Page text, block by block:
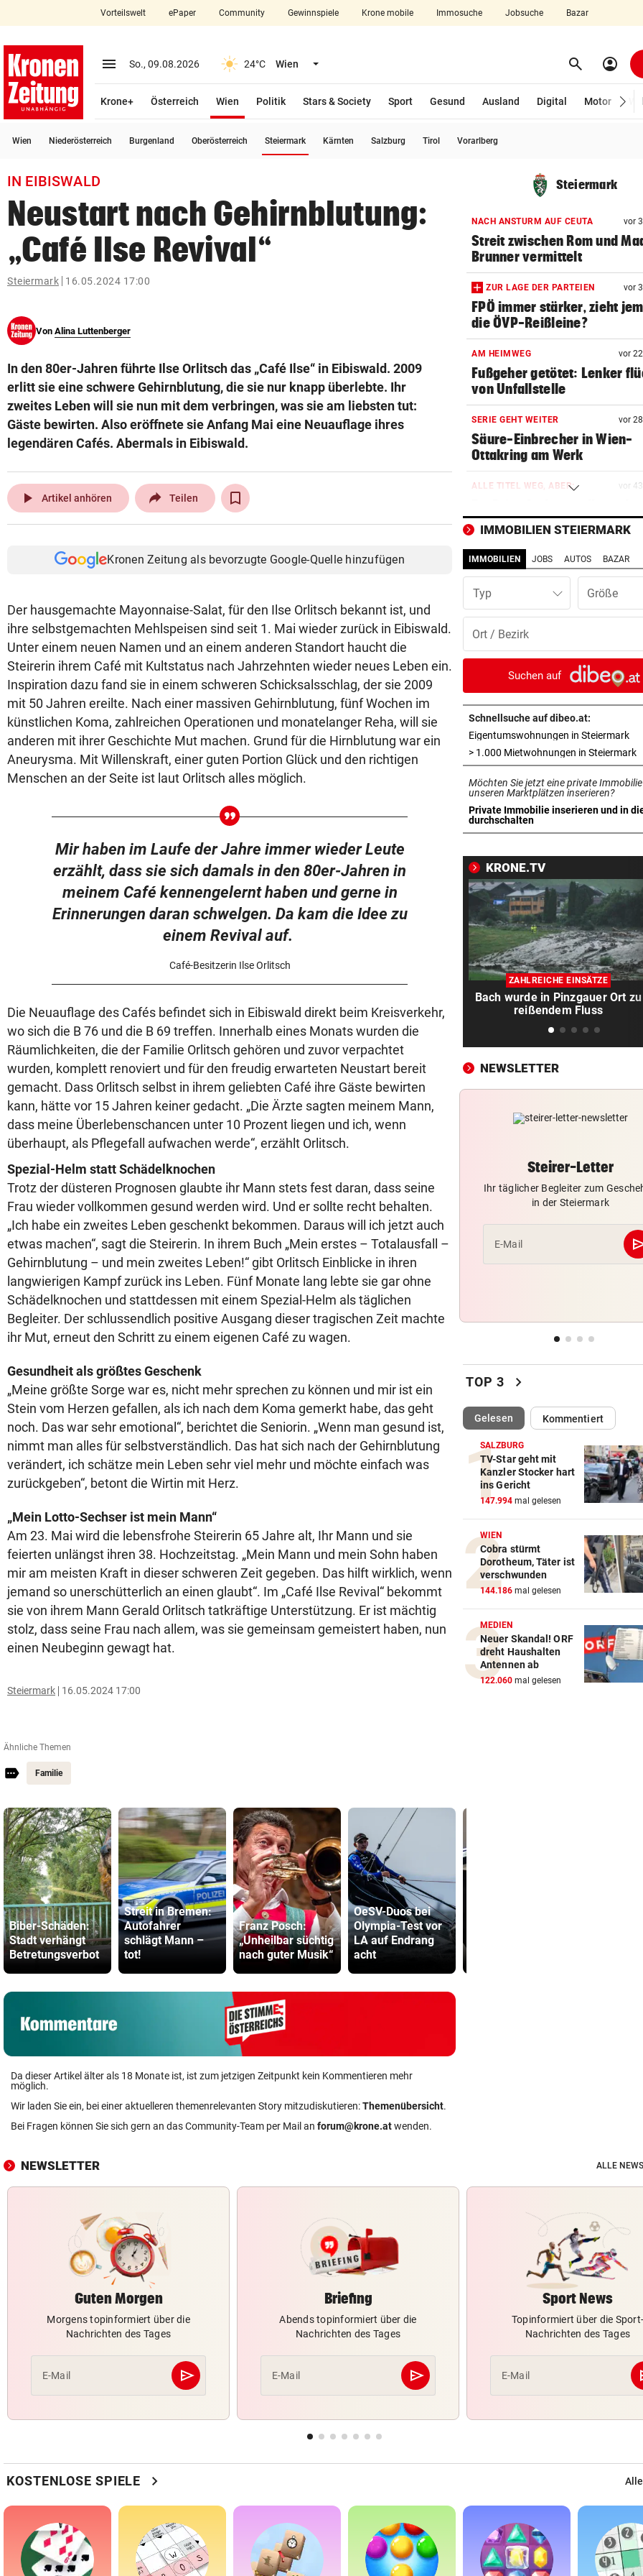
closeSchließen
account_circle Anmelden
arrow_right
Bundesland auswählen
bookmark
search
Suchbegriff
eingeben
© Krone Multimedia GmbH & Co KG 2026
Vorteilswelt ePaper Community Gewinnspiele Krone mobile Immosuche Jobsuche Bazar
menu Menü aufklappen
So., 09.08.2026 24°C Wien Menü aufklappen search Suchen
account_circle
Krone+ Österreich Wien
Politik
Stars & Society Sport Gesund Ausland Digital Motor
Wien Niederösterreich Burgenland Oberösterreich Steiermark Kärnten Salzburg Tirol Vorarlberg
IN EIBISWALD
Neustart nach Gehirnblutung:
„Café Ilse Revival“
Steiermark 16.05.2024 17:00
Von Alina Luttenberger
In den 80er-Jahren führte Ilse Orlitsch das „Café Ilse“ in Eibiswald. 2009
erlitt sie eine schwere Gehirnblutung, die sie nur knapp überlebte. Ihr
zweites Leben will sie nun mit dem verbringen, was sie am liebsten tut:
Gäste bewirten. Also eröffnete sie Anfang Mai eine Neuauflage ihres
legendären Cafés. Abermals in Eibiswald.
play_arrow Artikel anhören Teilen
Kronen Zeitung als bevorzugte Google-Quelle hinzufügen
Der hausgemachte Mayonnaise-Salat, für den Ilse Orlitsch bekannt ist, und
ihre selbstgemachten Mehlspeisen sind seit 1. Mai wieder zurück in Eibiswald.
Unter einem neuen Namen und an einem anderen Standort haucht die
Steirerin ihrem Café mit Kultstatus nach Jahrzehnten wieder neues Leben ein.
Inspiration dazu fand sie in einem schweren Schicksalsschlag, der sie 2009
mit 50 Jahren ereilte. Nach einer massiven Gehirnblutung, fünf Wochen im
künstlichen Koma, zahlreichen Operationen und monatelanger Reha, will sie
anderen mit ihrer Geschichte Mut machen. Grund für die Hirnblutung war ein
Aneurysma. Mit Willenskraft, einer guten Portion Glück und den richtigen
Menschen an der Seite ist laut Orlitsch alles möglich.
Mir haben im Laufe der Jahre immer wieder Leute
erzählt, dass sie sich damals in den 80er-Jahren in
meinem Café kennengelernt haben und gerne in
Erinnerungen daran schwelgen. Da kam die Idee zu
einem Revival auf.
Café-Besitzerin Ilse Orlitsch
Die Neuauflage des Cafés befindet sich in Eibiswald direkt beim Kreisverkehr,
wo sich die B 76 und die B 69 treffen. Innerhalb eines Monats wurden die
Räumlichkeiten, die der Familie Orlitsch gehören und zuvor verpachtet
wurden, komplett renoviert und für den freudig erwarteten Neustart bereit
gemacht. Dass Orlitsch selbst in ihrem geliebten Café ihre Gäste bewirten
kann, hätte vor 15 Jahren keiner gedacht. „Die Ärzte sagten meinem Mann,
dass meine Überlebenschancen unter 10 Prozent liegen und ich, wenn
überhaupt, als Pflegefall aufwachen werde“, erzählt Orlitsch.
Spezial-Helm statt Schädelknochen
Trotz der düsteren Prognosen glaubte ihr Mann stets fest daran, dass seine
Frau wieder vollkommen gesund werden wird. Und er sollte recht behalten.
„Ich habe ein zweites Leben geschenkt bekommen. Daraus will ich jetzt auch
etwas machen“, sagt die Steirerin. In ihrem Buch „Mein erstes – Totalausfall –
Gehirnblutung – und mein zweites Leben!“ gibt Orlitsch Einblicke in ihren
langwierigen Kampf zurück ins Leben. Fünf Monate lang lebte sie gar ohne
Schädelknochen und stattdessen mit einem Spezial-Helm als täglichen
Begleiter. Der schlussendlich positive Ausgang dieser tragischen Zeit machte
ihr Mut, erneut den Schritt zu einem eigenen Café zu wagen.
Gesundheit als größtes Geschenk
„Meine größte Sorge war es, nicht mehr sprechen zu können und mir ist ein
Stein vom Herzen gefallen, als ich nach dem Koma gemerkt habe, das geht
noch. Das war sehr emotional“, berichtet die Seniorin. „Wenn man gesund ist,
nimmt man alles für selbstverständlich. Das hat sich nach der Gehirnblutung
verändert, ich schätze mein Leben sehr viel mehr und möchte einfach was
zurückgeben“, betont die Wirtin mit Herz.
„Mein Lotto-Sechser ist mein Mann“
Am 23. Mai wird die lebensfrohe Steirerin 65 Jahre alt, Ihr Mann und sie
feierten unlängst ihren 38. Hochzeitstag. „Mein Mann und mein Sohn haben
mir am meisten Kraft in dieser schweren Zeit gegeben. Das hilft wirklich, wenn
jemand so unerschütterlich an einen glaubt“. Im „Café Ilse Revival“ bekommt
sie von ihrem Mann Gerald Orlitsch tatkräftige Unterstützung. Er ist mächtig
stolz, dass seine Frau nach allem, was sie gemeinsam gemeistert haben, nun
einen Neubeginn gewagt hat.
Steiermark 16.05.2024 17:00
Ähnliche Themen
Familie
Biber-Schäden:
Stadt verhängt
Betretungsverbot
Streit in Bremen:
Autofahrer
schlägt Mann –
tot!
Franz Posch:
„Unheilbar süchtig
nach guter Musik“
OeSV-Duos bei
Olympia-Test vor
LA auf Endrang
acht
Da dieser Artikel älter als 18 Monate ist, ist zum jetzigen Zeitpunkt kein Kommentieren mehr
möglich.
Wir laden Sie ein, bei einer aktuelleren themenrelevanten Story mitzudiskutieren:Themenübersicht.
Bei Fragen können Sie sich gern an das Community-Team per Mail an forum@krone.atwenden.
Steiermark
NACH ANSTURM AUF CEUTA vor
Streit zwischen Rom und
Brunner vermittelt
ZUR LAGE DER PARTEIEN vor
FPÖ immer stärker, zieht
die ÖVP-Reißleine?
AM HEIMWEG vor
Fußgeher getötet: Lenker
von Unfallstelle
SERIE GEHT WEITER vor
Säure-Einbrecher in Wien-
Ottakring am Werk
ALLE TITEL WEG, ABER: vor
Begräbnis erhalten
NACH „KRONE“-BERICHT
ORF beruhigt: „Meiste mehr
einen Empfangsweg“
DEUTLICHE WORTE vor
„Katastrophal“: Benatia
mit Ex-Klub ab
vor
Frau entdeckte
ihrem Auto
JEDE 5. IST GEFÄHRDET vor
Armut: Kindererziehung
Frauen die Pension
MIT DROGEN IM GEPÄCK vor
Mädchen (8) von E-Scooter-
BEI FLUCHTVERSUCH vor
Polizisten von
mitgeschleift
EINSATZ IN WOLFURT vor
Traktor während der Fahrt in
Flammen aufgegangen
NIMMT SPRICHWORT ERNST
Schweizer Influencer frisst
echten Besen
der Warteschleife
Drohung: 3000 Besucher
Festival verlassen
Schräge Mitführpflicht auch
einem Nachbarland!
Drittes Kind für „GZSZ“-Star
Chryssanthi Kavazi
TÄTER AUF DER FLUCHT
Bremen: Autofahrer schlägt
Mann ein – tot
URSACHE WOHL BEKANNT vor 2
Wohnungsbrand mitten in
IMMOBILIEN STEIERMARK
IMMOBILIEN JOBS AUTOS BAZAR
Typ
Suchen auf
Schnellsuche auf dibeo.at:
Eigentumswohnungen in Steiermarkin
> 1.000 Mietwohnungen in Steiermark
Möchten Sie jetzt eine private
unseren Marktplätzen inserieren?
Private Immobilie inserieren und in
durchschalten
in neuem Tab öffnen
KRONE.TV
ZAHLREICHE EINSÄTZE
Bach wurde in Pinzgauer Ort zu
reißendem Fluss
NEWSLETTER
Steirer-Letter
Ihr täglicher Begleiter zum
in der Steiermark
E-Mail
TOP 3 chevron_right
Gelesen(ausgewählt)Kommentiert
SALZBURG
TV-Star geht mit
Kanzler Stocker hart
ins Gericht
147.994 mal gelesen
WIEN
Cobra stürmt
Dorotheum, Täter ist
verschwunden
144.186 mal gelesen
MEDIEN
Neuer Skandal! ORF
dreht Haushalten
Antennen ab
122.060 mal gelesen
NEWSLETTER ALLE
Guten Morgen
Morgens topinformiert über die
Nachrichten des Tages
E-Mail send
Abschicken
Briefing
Abends topinformiert über die
Nachrichten des Tages
E-Mail send
Abschicken
Sport News
Topinformiert über die Sport-
Nachrichten des Tages
E-Mail
KOSTENLOSE SPIELE chevron_right